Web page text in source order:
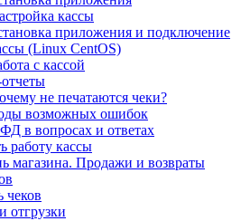
кассы
приложения и подключение
(Linux CentOS)
с кассой
не печатаются чеки?
возможных ошибок
в вопросах и ответах
работу кассы
магазина. Продажи и возвраты
чеков
отгрузки